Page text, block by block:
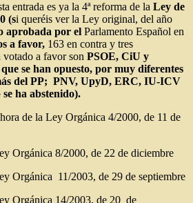
entrada es ya la 4ª reforma de la Ley de
(si queréis ver la Ley original, del año
aprobada por el Parlamento Español en
a favor, 163 en contra y tres
votado a favor son PSOE, CiU y
se han opuesto, por muy diferentes
del PP; PNV, UpyD, ERC, IU-ICV
se ha abstenido).
de la Ley Orgánica 4/2000, de 11 de
Orgánica 8/2000, de 22 de diciembre
Orgánica 11/2003, de 29 de septiembre
Orgánica 14/2003, de 20 de